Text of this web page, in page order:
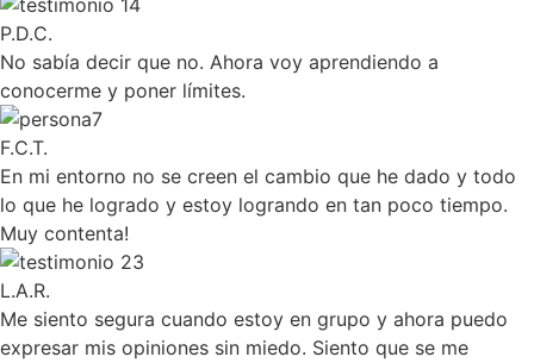
P.D.C.
No sabía decir que no. Ahora voy aprendiendo a
conocerme y poner límites.
F.C.T.
En mi entorno no se creen el cambio que he dado y todo
lo que he logrado y estoy logrando en tan poco tiempo.
Muy contenta!
L.A.R.
Me siento segura cuando estoy en grupo y ahora puedo
expresar mis opiniones sin miedo. Siento que se me